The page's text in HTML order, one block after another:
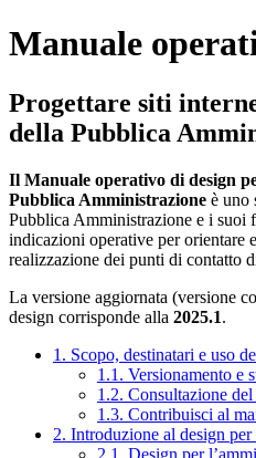
Manuale
Progettare siti
della Pubblica
Il Manuale operativo di design
Pubblica Amministrazione è uno
Pubblica Amministrazione e i suoi
indicazioni operative per orientare
realizzazione dei punti di contatto
La versione aggiornata (versione
design corrisponde alla 2025.1.
1. Scopo, destinatari e uso
1.1. Versionamento e
1.2. Consultazione del
1.3. Contribuisci al
2. Introduzione al design
2.1. Design per